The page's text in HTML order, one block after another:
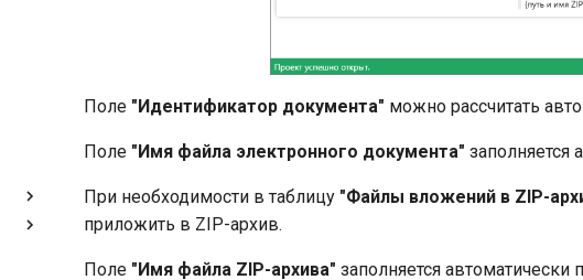
Поле "Идентификатор документа" можно рассчитать
Поле "Имя файла электронного документа" заполняется
При необходимости в таблицу "Файлы вложений в ZIP-
приложить в ZIP-архив.
Поле "Имя файла ZIP-архива" заполняется